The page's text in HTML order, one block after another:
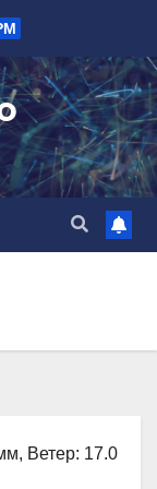
Ветер: 17.0